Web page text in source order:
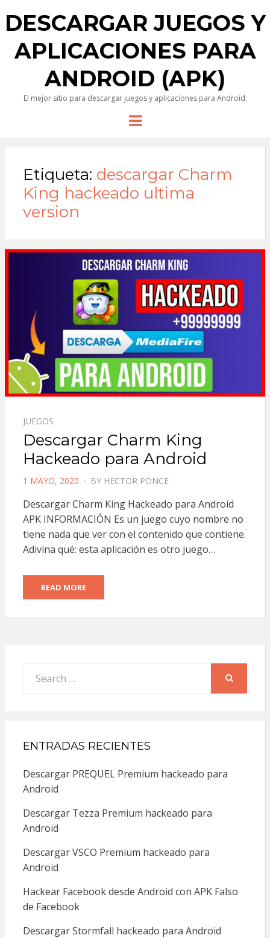
DESCARGAR JUEGOS Y
APLICACIONES PARA
ANDROID (APK)
El mejor sitio para descargar juegos y aplicaciones para Android.
Menu
Etiqueta: descargar Charm
King hackeado ultima
version
JUEGOS
Descargar Charm King
Hackeado para Android
POSTED
1 MAYO, 2020 BY HECTOR PONCE
Descargar Charm King Hackeado para Android
APK INFORMACIÓN Es un juego cuyo nombre no
tiene nada que ver con el contenido que contiene.
Adivina qué: esta aplicación es otro juego…
READ MORE
for:
ENTRADAS RECIENTES
Descargar PREQUEL Premium hackeado para
Android
Descargar Tezza Premium hackeado para
Android
Descargar VSCO Premium hackeado para
Android
Hackear Facebook desde Android con APK Falso
de Facebook
Descargar Stormfall hackeado para Android